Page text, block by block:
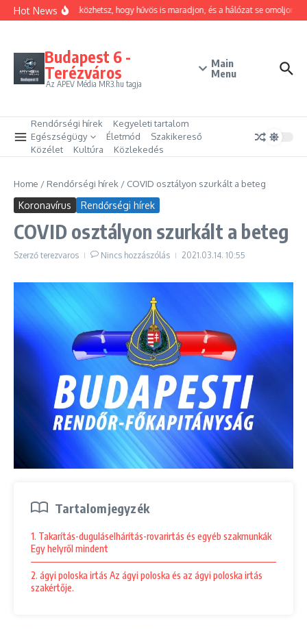
Ugrás a tartalomhoz
Hot News
Hogyan trükközhetsz, hogy hűvös is maradjon, és a hálózat se omoljon
Budapest 6 -
Terézváros
Az APEV Média MR3.hu tagja
Main
Menu
Rendőrségi hírek
Kegyeleti tartalom
Egészségügy
Életmód
Szakikereső
Közélet
Kultúra Közlekedés
Home / Rendőrségi hírek / COVID osztályon szurkált a beteg
Koronavírus Rendőrségi hírek
COVID osztályon szurkált a beteg
Szerző terezvaros Nincs hozzászólás 2021.03.14. 10:55
Tartalomjegyzék
1. Takarítás-duguláselhárítás-rovarirtás és egyéb szakmunkák
Egy helyről mindent
2. ágyi poloska irtás Az ágyi poloska és az ágyi poloska irtás
szakértője.